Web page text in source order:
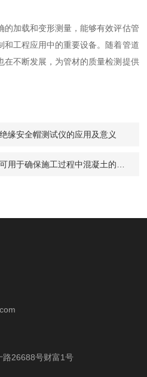
加载和变形测量，能够有效评估管
和工程应用中的重要设备。随着管道
在不断发展，为管材的质量检测提供
缘安全帽测试仪的应用及意义
于确保施工过程中混凝土的质量
路26688号财富1号